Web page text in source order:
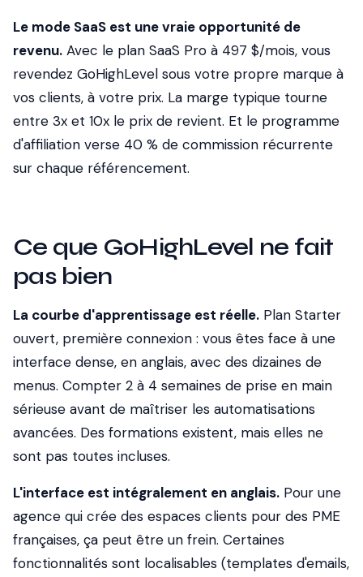
Le mode SaaS est une vraie opportunité de
revenu. Avec le plan SaaS Pro à 497 $/mois, vous
revendez GoHighLevel sous votre propre marque à
vos clients, à votre prix. La marge typique tourne
entre 3x et 10x le prix de revient. Et le programme
d'affiliation verse 40 % de commission récurrente
sur chaque référencement.
Ce que GoHighLevel ne fait
pas bien
La courbe d'apprentissage est réelle. Plan Starter
ouvert, première connexion : vous êtes face à une
interface dense, en anglais, avec des dizaines de
menus. Compter 2 à 4 semaines de prise en main
sérieuse avant de maîtriser les automatisations
avancées. Des formations existent, mais elles ne
sont pas toutes incluses.
L'interface est intégralement en anglais. Pour une
agence qui crée des espaces clients pour des PME
françaises, ça peut être un frein. Certaines
fonctionnalités sont localisables (templates d'emails,